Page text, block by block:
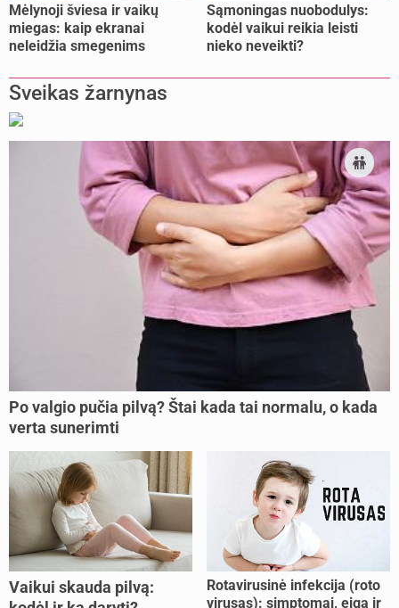
Mėlynoji šviesa ir vaikų
miegas: kaip ekranai
neleidžia smegenims
Sąmoningas nuobodulys:
kodėl vaikui reikia leisti
nieko neveikti?
Sveikas žarnynas
Po valgio pučia pilvą? Štai kada tai normalu, o kada
verta sunerimti
Vaikui skauda pilvą:
Rotavirusinė infekcija (roto
virusas): simptomai, eiga ir